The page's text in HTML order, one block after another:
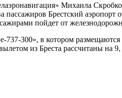
Михаила
пассажиров Брестский
пойдет от
737-300», в котором
из Бреста рассчитаны на